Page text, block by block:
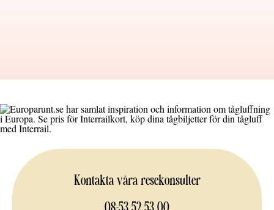
Kontakta våra resekonsulter